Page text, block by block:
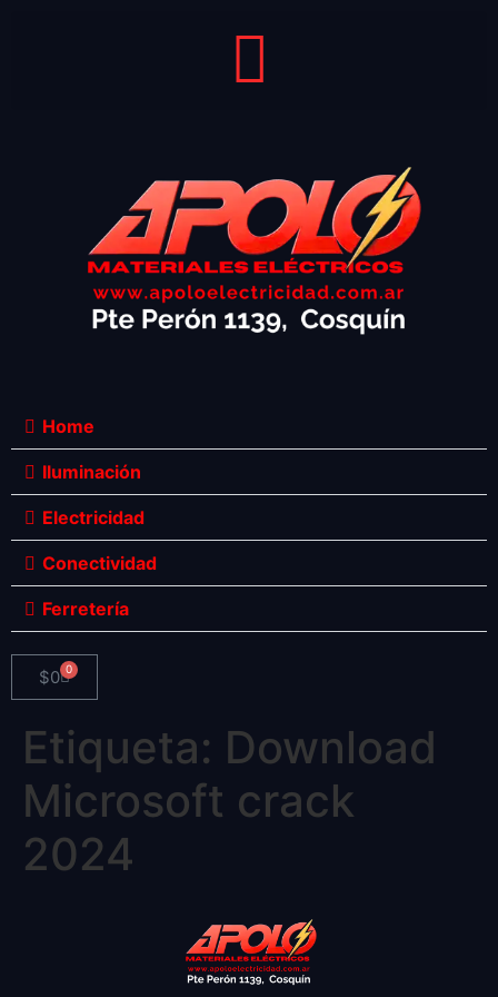
Home
Iluminación
Electricidad
Conectividad
Ferretería
$0 0
Etiqueta: Download
Microsoft crack
2024